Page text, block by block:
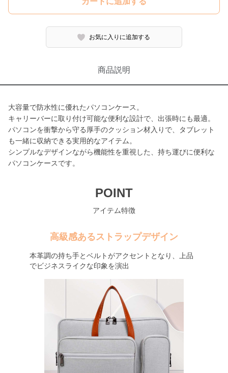
お気に入りに追加する
商品説明
大容量で防水性に優れたパソコンケース。
キャリーバーに取り付け可能な便利な設計で、出張時にも最適。
パソコンを衝撃から守る厚手のクッション材入りで、タブレット
も一緒に収納できる実用的なアイテム。
シンプルなデザインながら機能性を重視した、持ち運びに便利な
パソコンケースです。
POINT
アイテム特徴
高級感あるストラップデザイン
本革調の持ち手とベルトがアクセントとなり、上品
でビジネスライクな印象を演出